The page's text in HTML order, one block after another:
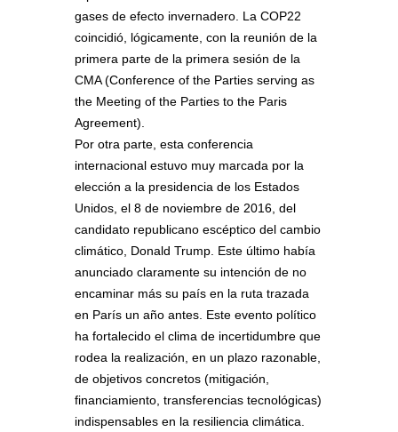
gases de efecto invernadero. La COP22
coincidió, lógicamente, con la reunión de la
primera parte de la primera sesión de la
CMA (Conference of the Parties serving as
the Meeting of the Parties to the Paris
Agreement).
Por otra parte, esta conferencia
internacional estuvo muy marcada por la
elección a la presidencia de los Estados
Unidos, el 8 de noviembre de 2016, del
candidato republicano escéptico del cambio
climático, Donald Trump. Este último había
anunciado claramente su intención de no
encaminar más su país en la ruta trazada
en París un año antes. Este evento político
ha fortalecido el clima de incertidumbre que
rodea la realización, en un plazo razonable,
de objetivos concretos (mitigación,
financiamiento, transferencias tecnológicas)
indispensables en la resiliencia climática.